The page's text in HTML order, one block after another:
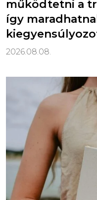
működtetni a
így
2026.08.08.